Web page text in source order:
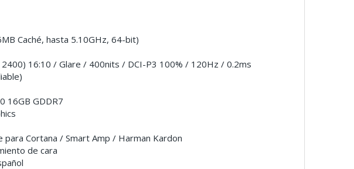
Caché, hasta 5.10GHz, 64-bit)
16:10 / Glare / 400nits / DCI-P3 100% / 120Hz / 0.2ms
16GB GDDR7
Cortana / Smart Amp / Harman Kardon
de cara